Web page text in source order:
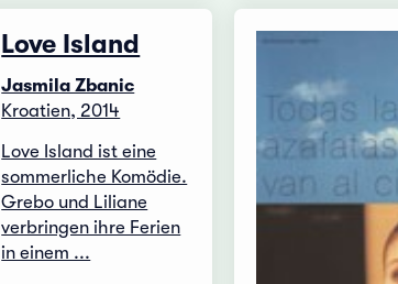
Love Island
Jasmila Zbanic
Kroatien, 2014
Love Island ist eine
sommerliche Komödie.
Grebo und Liliane
verbringen ihre Ferien
in einem ...